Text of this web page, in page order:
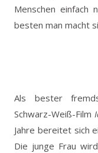
Menschen einfach
besten man macht
Als bester
Schwarz-Weiß-Film
Jahre bereitet sich
Die junge Frau